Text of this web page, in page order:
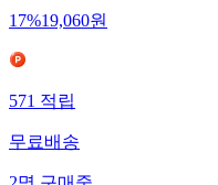
17%19,060원
571적립
무료배송